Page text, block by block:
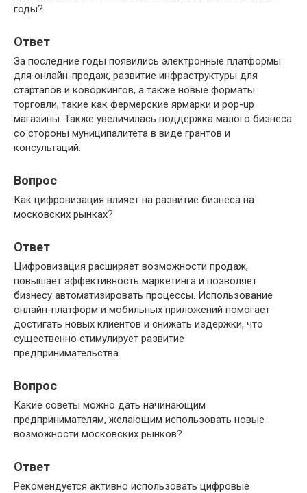
годы?
Ответ
За последние годы появились электронные платформы
для онлайн-продаж, развитие инфраструктуры для
стартапов и коворкингов, а также новые форматы
торговли, такие как фермерские ярмарки и pop-up
магазины. Также увеличилась поддержка малого бизнеса
со стороны муниципалитета в виде грантов и
консультаций.
Вопрос
Как цифровизация влияет на развитие бизнеса на
московских рынках?
Ответ
Цифровизация расширяет возможности продаж,
повышает эффективность маркетинга и позволяет
бизнесу автоматизировать процессы. Использование
онлайн-платформ и мобильных приложений помогает
достигать новых клиентов и снижать издержки, что
существенно стимулирует развитие
предпринимательства.
Вопрос
Какие советы можно дать начинающим
предпринимателям, желающим использовать новые
возможности московских рынков?
Ответ
Рекомендуется активно использовать цифровые